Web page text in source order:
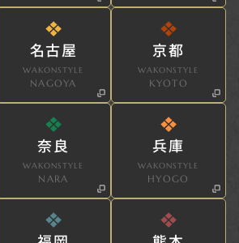
名古屋
WAKONSTYLE
NAGOYA
京都
WAKONSTYLE
KYOTO
奈良
WAKONSTYLE
NARA
兵庫
WAKONSTYLE
HYOGO